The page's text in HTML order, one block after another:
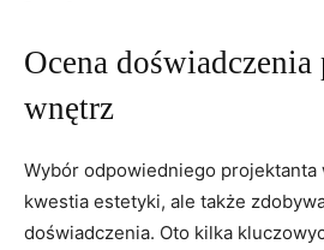
Ocena doświadczenia
wnętrz
Wybór odpowiedniego
kwestia estetyki, ale także
doświadczenia. Oto⁢ kilka